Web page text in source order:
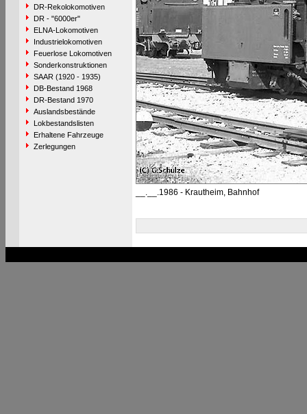
DR-Rekolokomotiven
DR - "6000er"
ELNA-Lokomotiven
Industrielokomotiven
Feuerlose Lokomotiven
Sonderkonstruktionen
SAAR (1920 - 1935)
DB-Bestand 1968
DR-Bestand 1970
Auslandsbestände
Lokbestandslisten
Erhaltene Fahrzeuge
Zerlegungen
__.__.1986 - Krautheim, Bahnhof